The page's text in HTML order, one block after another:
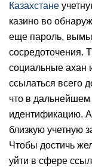
Казахстане
казино во
еще пароль,
сосредоточения.
социальные ахан
ссылаться всего
что в
идентификацию.
близкую учетную
Чтобы достичь
уйти в сфере